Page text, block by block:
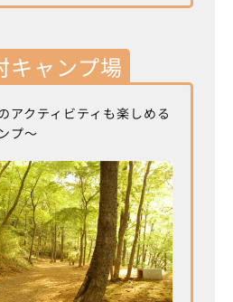
キャンプ場
アクティビティも楽しめる
プ～